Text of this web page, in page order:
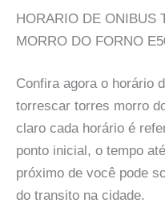
HORARIO DE ONIBUS
MORRO DO FORNO
Confira agora o horário
torrescar torres morro
claro cada horário é
ponto inicial, o tempo
próximo de você pode
do transito na cidade.